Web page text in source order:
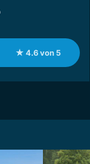
★ 4.6 von 5